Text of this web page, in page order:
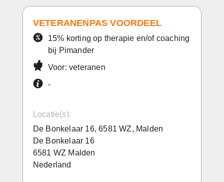
VETERANENPAS VOORDEEL
15% korting op therapie en/of coaching
bij Pimander
Voor: veteranen
-
Locatie(s):
De Bonkelaar 16, 6581 WZ, Malden
De Bonkelaar 16
6581 WZ Malden
Nederland